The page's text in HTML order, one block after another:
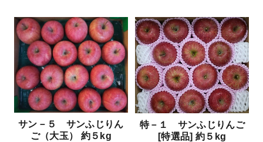
サン－５ サンふじりん
ご（大玉） 約５kg
特－１ サンふじりんご
[特選品] 約５kg